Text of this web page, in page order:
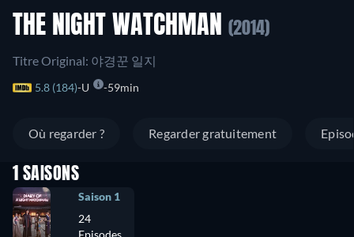
THE NIGHT WATCHMAN (2014)
Titre Original: 야경꾼 일지
5.8 (184) U 59min
Où regarder ? Regarder gratuitement
1 SAISONS
Saison 1
24
Episodes